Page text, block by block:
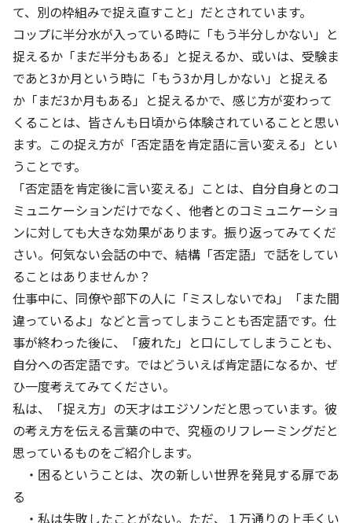
基本方針
安全と安心への取り組み
安全・安心にお通いいただくために
活動報告
お客様相談センター
メッセージアーカイブス
て、別の枠組みで捉え直すこと」だとされています。
コップに半分水が入っている時に「もう半分しかない」と
捉えるか「まだ半分もある」と捉えるか、或いは、受験ま
であと3か月という時に「もう3か月しかない」と捉える
か「まだ3か月もある」と捉えるかで、感じ方が変わって
くることは、皆さんも日頃から体験されていることと思い
ます。この捉え方が「否定語を肯定語に言い変える」とい
うことです。
「否定語を肯定後に言い変える」ことは、自分自身とのコ
ミュニケーションだけでなく、他者とのコミュニケーショ
ンに対しても大きな効果があります。振り返ってみてくだ
さい。何気ない会話の中で、結構「否定語」で話をしてい
ることはありませんか？
仕事中に、同僚や部下の人に「ミスしないでね」「また間
違っているよ」などと言ってしまうことも否定語です。仕
事が終わった後に、「疲れた」と口にしてしまうことも、
自分への否定語です。ではどういえば肯定語になるか、ぜ
ひ一度考えてみてください。
私は、「捉え方」の天才はエジソンだと思っています。彼
の考え方を伝える言葉の中で、究極のリフレーミングだと
思っているものをご紹介します。
・困るということは、次の新しい世界を発見する扉であ
る
・私は失敗したことがない。ただ、１万通りの上手くい